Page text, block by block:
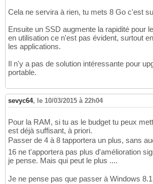
Cela ne servira à rien, tu mets 8 Go c'est
Ensuite un SSD augmente la rapidité pour
en utilisation ce n'est pas évident, surtout
les applications.
Il n'y a pas de solution intéressante pour
portable.
sevyc64, le 10/03/2015 à 22h04
Pour la RAM, si tu as le budget tu peux
est déjà suffisant, à priori.
Passer de 4 à 8 tapportera un plus, sans
16 ne t'apportera pas plus d'amélioration
je pense. Mais qui peut le plus ....
Je ne pense pas que passer à Windows 8.1